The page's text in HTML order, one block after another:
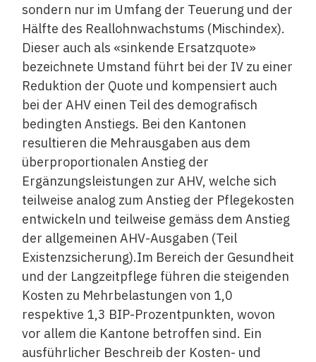
sondern nur im Umfang der Teuerung und der
Hälfte des Reallohnwachstums (Mischindex).
Dieser auch als «sinkende Ersatzquote»
bezeichnete Umstand führt bei der IV zu einer
Reduktion der Quote und kompensiert auch
bei der AHV einen Teil des demografisch
bedingten Anstiegs. Bei den Kantonen
resultieren die Mehrausgaben aus dem
überproportionalen Anstieg der
Ergänzungsleistungen zur AHV, welche sich
teilweise analog zum Anstieg der Pflegekosten
entwickeln und teilweise gemäss dem Anstieg
der allgemeinen AHV-Ausgaben (Teil
Existenzsicherung).Im Bereich der Gesundheit
und der Langzeitpflege führen die steigenden
Kosten zu Mehrbelastungen von 1,0
respektive 1,3 BIP-Prozentpunkten, wovon
vor allem die Kantone betroffen sind. Ein
ausführlicher Beschreib der Kosten- und